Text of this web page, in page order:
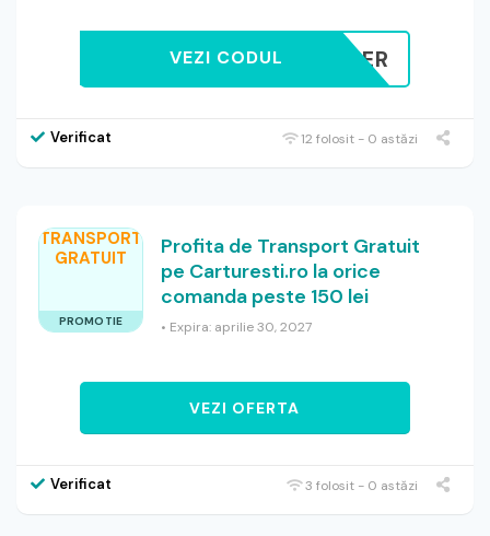
EWSLETTER
VEZI CODUL
Verificat 12 folosit - 0 astăzi
TRANSPORT
GRATUIT
PROMOTIE
Profita de Transport Gratuit
pe Carturesti.ro la orice
comanda peste 150 lei
• Expira: aprilie 30, 2027
VEZI OFERTA
Verificat 3 folosit - 0 astăzi